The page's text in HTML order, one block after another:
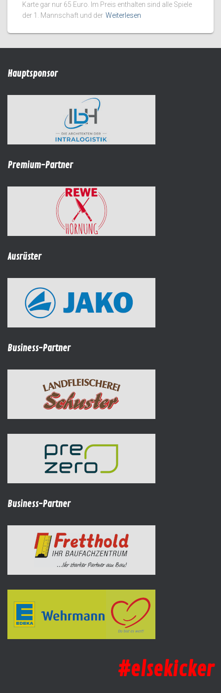
Karte gar nur 65 Euro. Im Preis enthalten sind alle Spiele
der 1. Mannschaft und der Weiterlesen
Hauptsponsor
Premium-Partner
Ausrüster
Business-Partner
Business-Partner
#elsekicker